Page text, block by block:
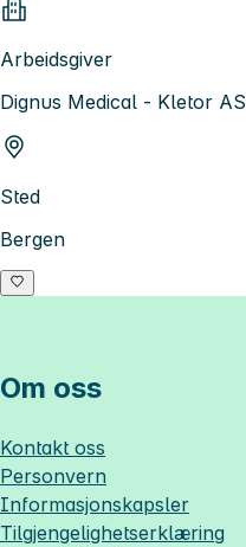
Arbeidsgiver
Dignus Medical - Kletor AS
Sted
Bergen
Om oss
Kontakt oss
Personvern
Informasjonskapsler
Tilgjengelighetserklæring